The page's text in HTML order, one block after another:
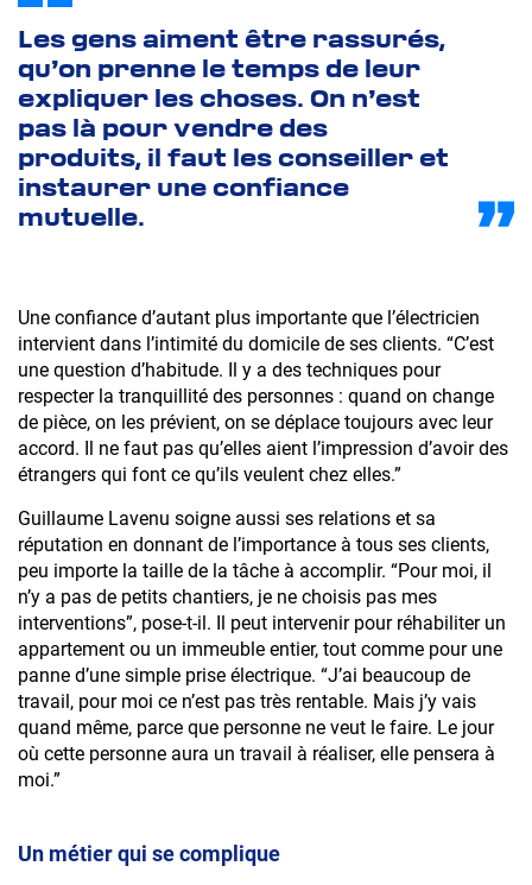
Les gens aiment être rassurés,
qu’on prenne le temps de leur
expliquer les choses. On n’est
pas là pour vendre des
produits, il faut les conseiller et
instaurer une confiance
mutuelle.
Une confiance d’autant plus importante que l’électricien
intervient dans l’intimité du domicile de ses clients. “C’est
une question d’habitude. Il y a des techniques pour
respecter la tranquillité des personnes : quand on change
de pièce, on les prévient, on se déplace toujours avec leur
accord. Il ne faut pas qu’elles aient l’impression d’avoir des
étrangers qui font ce qu’ils veulent chez elles.”
Guillaume Lavenu soigne aussi ses relations et sa
réputation en donnant de l’importance à tous ses clients,
peu importe la taille de la tâche à accomplir. “Pour moi, il
n’y a pas de petits chantiers, je ne choisis pas mes
interventions”, pose-t-il. Il peut intervenir pour réhabiliter un
appartement ou un immeuble entier, tout comme pour une
panne d’une simple prise électrique. “J’ai beaucoup de
travail, pour moi ce n’est pas très rentable. Mais j’y vais
quand même, parce que personne ne veut le faire. Le jour
où cette personne aura un travail à réaliser, elle pensera à
moi.”
Un métier qui se complique
Abonnez-vous à
Courant Positif
Courant Positif
Mag : La France
électrique
le formulaire ci-dessous :